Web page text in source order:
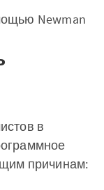
Newman
в
причинам: